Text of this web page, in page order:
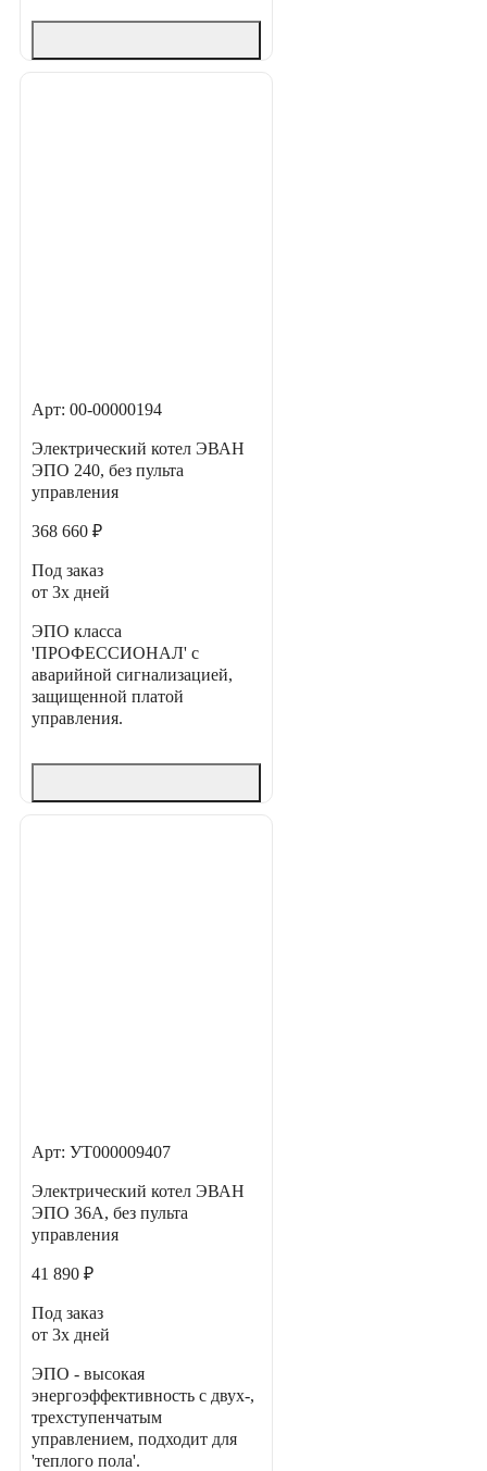
Арт: 00-00000194
Электрический котел ЭВАН
ЭПО 240, без пульта
управления
368 660 ₽
Под заказ
от 3х дней
ЭПО класса
'ПРОФЕССИОНАЛ' с
аварийной сигнализацией,
защищенной платой
управления.
Арт: УТ000009407
Электрический котел ЭВАН
ЭПО 36А, без пульта
управления
41 890 ₽
Под заказ
от 3х дней
ЭПО - высокая
энергоэффективность с двух-,
трехступенчатым
управлением, подходит для
'теплого пола'.